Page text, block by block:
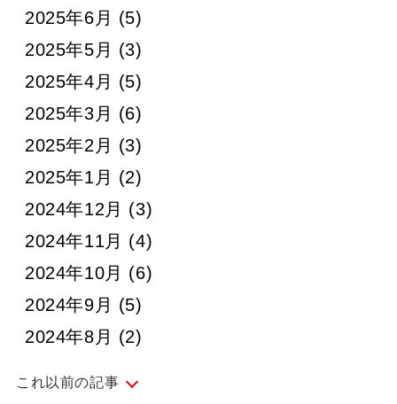
2025年6月 (5)
2025年5月 (3)
2025年4月 (5)
2025年3月 (6)
2025年2月 (3)
2025年1月 (2)
2024年12月 (3)
2024年11月 (4)
2024年10月 (6)
2024年9月 (5)
2024年8月 (2)
これ以前の記事